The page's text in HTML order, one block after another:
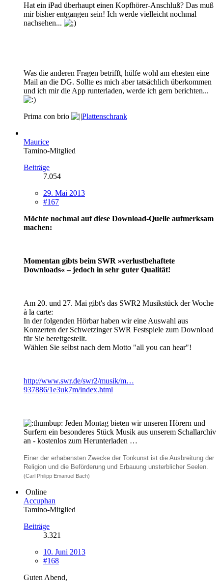
Hat ein iPad überhaupt einen Kopfhörer-Anschluß? Das muß
mir bisher entgangen sein! Ich werde vielleicht nochmal
nachsehen...
Was die anderen Fragen betrifft, hülfe wohl am ehesten eine
Mail an die DG. Sollte es mich aber tatsächlich überkommen
und ich mir die App runterladen, werde ich gern berichten...
Prima con brio Plattenschrank
Maurice
Tamino-Mitglied
Beiträge
7.054
29. Mai 2013
#167
Möchte nochmal auf diese Download-Quelle aufmerksam
machen:
Momentan gibts beim SWR »verlustbehaftete
Downloads« – jedoch in sehr guter Qualität!
Am 20. und 27. Mai gibt's das SWR2 Musikstück der Woche
à la carte:
In der folgenden Hörbar haben wir eine Auswahl aus
Konzerten der Schwetzinger SWR Festspiele zum Download
für Sie bereitgestellt.
Wählen Sie selbst nach dem Motto "all you can hear"!
http://www.swr.de/swr2/musik/m…
937886/1e3uk7m/index.html
Jeden Montag bieten wir unseren Hörern und
Surfern ein besonderes Stück Musik aus unserem Schallarchiv
an - kostenlos zum Herunterladen …
Einer der erhabensten Zwecke der Tonkunst ist die Ausbreitung der
Religion und die Beförderung und Erbauung unsterblicher Seelen.
(Carl Philipp Emanuel Bach)
Online
Accuphan
Tamino-Mitglied
Beiträge
3.321
10. Juni 2013
#168
Guten Abend,